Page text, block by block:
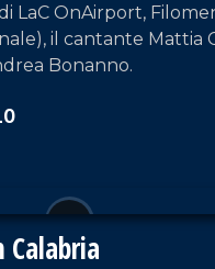
LaC OnAirport,
il cantante Mattia
Bonanno.